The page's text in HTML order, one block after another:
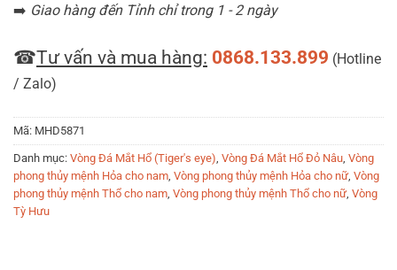
➡️ Giao hàng đến Tỉnh chỉ trong 1 - 2 ngày
☎Tư vấn và mua hàng: 0868.133.899 (Hotline
/ Zalo)
Mã: MHD5871
Danh mục: Vòng Đá Mắt Hổ (Tiger's eye), Vòng Đá Mắt Hổ Đỏ Nâu, Vòng
phong thủy mệnh Hỏa cho nam, Vòng phong thủy mệnh Hỏa cho nữ, Vòng
phong thủy mệnh Thổ cho nam, Vòng phong thủy mệnh Thổ cho nữ, Vòng
Tỳ Hưu